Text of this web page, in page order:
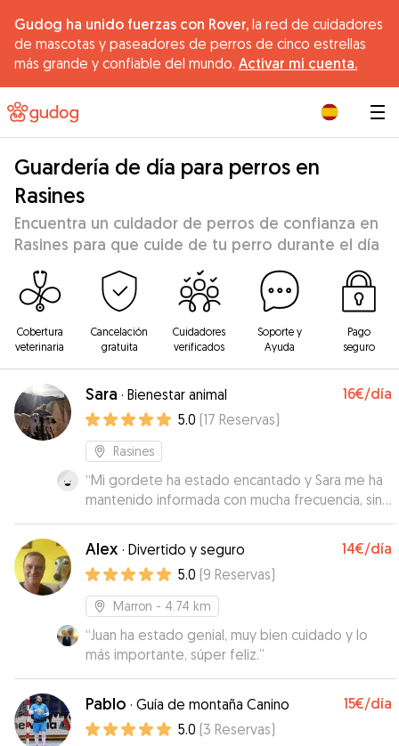
Gudog ha unido fuerzas con Rover, la red de cuidadores
de mascotas y paseadores de perros de cinco estrellas
más grande y confiable del mundo. Activar mi cuenta.
Guardería de día para perros en
Rasines
Encuentra un cuidador de perros de confianza en
Rasines para que cuide de tu perro durante el día
Cobertura
veterinaria
Cancelación
gratuita
Cuidadores
verificados
Soporte y
Ayuda
Pago
seguro
Sara · Bienestar animal 16€/día
5.0 (17 Reservas)
Rasines
“Mi gordete ha estado encantado y Sara me ha
mantenido informada con mucha frecuencia, sin
duda para repetir! 🥰”
Alex · Divertido y seguro 14€/día
5.0 (9 Reservas)
Marron - 4.74 km
“Juan ha estado genial, muy bien cuidado y lo
más importante, súper feliz.”
Pablo · Guía de montaña Canino 15€/día
5.0 (3 Reservas)